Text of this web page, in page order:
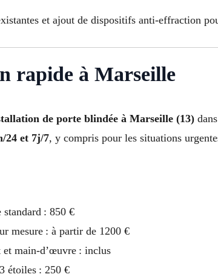
et ajout de dispositifs anti-effraction
rapide à Marseille
de porte blindée à Marseille (13)
24 et 7j/7, y compris pour les situations
standard : 850 €
mesure : à partir de 1200 €
et main-d’œuvre : inclus
étoiles : 250 €